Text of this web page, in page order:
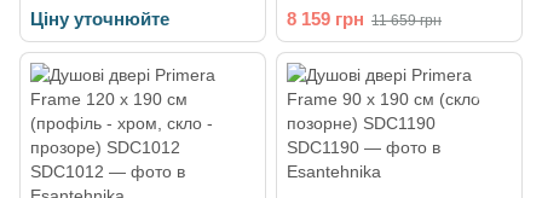
Ціну уточнюйте
SDC1010
8 159 грн 11 659 грн